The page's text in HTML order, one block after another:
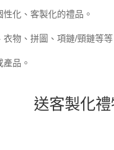
化、客製化的禮品。
物、拼圖、項鏈/頸鏈等等
品。
送客製化